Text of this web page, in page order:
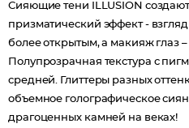
Сияющие тени ILLUSION
призматический эффект -
более открытым, а макияж глаз
Полупрозрачная текстура с
средней. Глиттеры разных
объемное голографическое
драгоценных камней на веках!